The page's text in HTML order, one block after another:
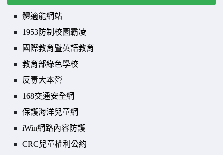
體適能網站
1953防制校園霸凌
國際教育暨英語教育
教育部綠色學校
反毒大本營
168交通安全網
保護海洋兒童網
iWin網路內容防護
CRC兒童權利公約